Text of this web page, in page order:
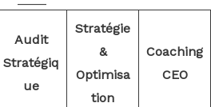
Audit
Stratégiq
ue
Stratégie
&
Optimisa
tion
Coaching
CEO